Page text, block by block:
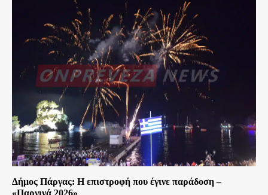
Δήμος Πάργας: Η επιστροφή που έγινε παράδοση –
«Παργινά 2026»